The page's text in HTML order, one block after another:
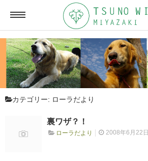
ONLINE SHOP
オンラインショッピング
NEWSLETTERS
カテゴリー: ローラだより
裏ワザ？！
ローラだより 2008年6月22日